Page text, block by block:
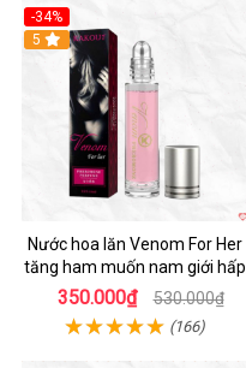
-34%
5
Nước hoa lăn Venom For Her
tăng ham muốn nam giới hấp
dẫn
350.000₫ 530.000₫
(166)